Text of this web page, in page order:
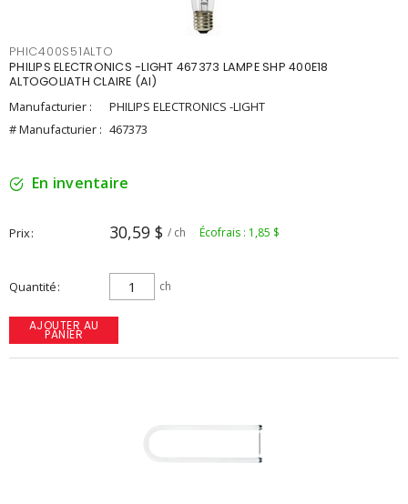
PHIC400S51ALTO
PHILIPS ELECTRONICS -LIGHT 467373 LAMPE SHP 400E18
ALTOGOLIATH CLAIRE (AI)
Manufacturier :
PHILIPS ELECTRONICS -LIGHT
# Manufacturier : 467373
En inventaire
Prix 30,59 $ / ch Écofrais : 1,85 $
Quantité ch
AJOUTER AU
PANIER